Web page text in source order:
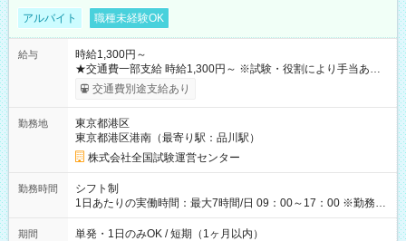
アルバイト 職種未経験OK
給与
時給1,300円～
★交通費一部支給 時給1,300円～ ※試験・役割により手当あり
※勤務回数により昇給あり 【即給（前払い）オプションあ
り！】 希望される場合、勤務から1週間ほどで給与の一部を受け
例】 ・河合塾模擬試験 8:30～17:30（休憩1時間） 時給1,300円
×8時間＝日収10,400円＋交通費 ※当日の役割により時給＋100
円の場合あり ・国家試験 7:00～13:30（休憩なし） 時給1,300
円（役割手当＋100円）×6時間＝日収8,400円＋交通費 【試用期
間】試用期間なし
交通費別途支給あり
勤務地
東京都港区
東京都港区港南（最寄り駅：品川駅）
株式会社全国試験運営センター
勤務時間
シフト制
1日あたりの実働時間：最大7時間/日 09：00～17：00 ※勤務時
間は 試験により異なります。
期間 単発・1日のみOK / 短期（1ヶ月以内）